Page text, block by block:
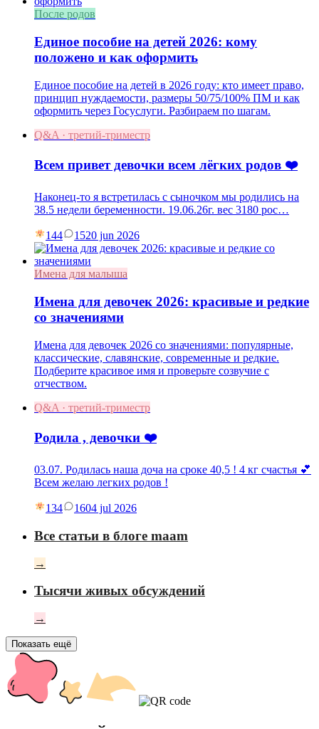
После родов
Единое пособие на детей 2026: кому
положено и как оформить
Единое пособие на детей в 2026 году: кто имеет право,
принцип нуждаемости, размеры 50/75/100% ПМ и как
оформить через Госуслуги. Разбираем по шагам.
Q&A · третий-триместр
Всем привет девочки всем лёгких родов ❤️
Наконец-то я встретилась с сыночком мы родились на
38.5 недели беременности. 19.06.26г. вес 3180 рос…
144 1520 jun 2026
Имена для малыша
Имена для девочек 2026: красивые и редкие
со значениями
Имена для девочек 2026 со значениями: популярные,
классические, славянские, современные и редкие.
Подберите красивое имя и проверьте созвучие с
отчеством.
Q&A · третий-триместр
Родила , девочки ❤️
03.07. Родилась наша доча на сроке 40,5 ! 4 кг счастья 💕
Всем желаю легких родов !
134 1604 jul 2026
Все статьи в блоге maam
→
Тысячи живых обсуждений
→
Показать ещё